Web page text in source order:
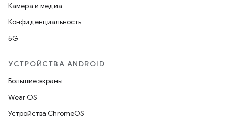
Камера и медиа
Конфиденциальность
5G
УСТРОЙСТВА ANDROID
Большие экраны
Wear OS
Устройства ChromeOS